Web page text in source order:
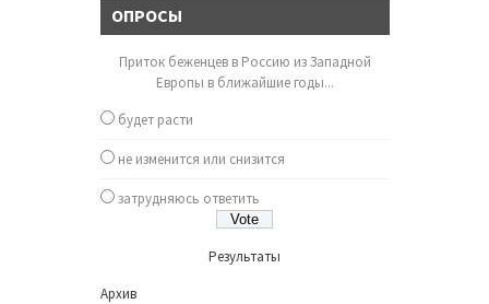
ОПРОСЫ
Приток беженцев в Россию из Западной
Европы в ближайшие годы...
будет расти
не изменится или снизится
затрудняюсь ответить
Результаты
Архив